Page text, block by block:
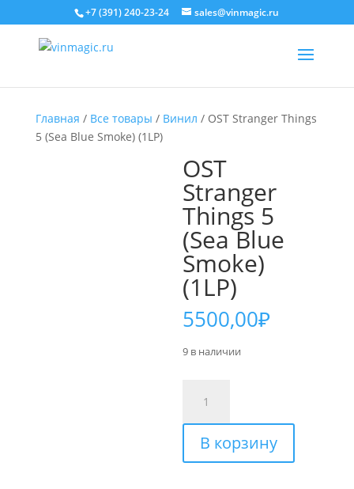
+7 (391) 240-23-24 sales@vinmagic.ru
Главная / Все товары / Винил / OST Stranger Things
5 (Sea Blue Smoke) (1LP)
OST
Stranger
Things 5
(Sea Blue
Smoke)
(1LP)
5500,00₽
9 в наличии
товара
OST
Stranger
Things
В корзину